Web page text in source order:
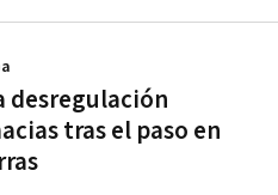
desregulación
tras el paso en